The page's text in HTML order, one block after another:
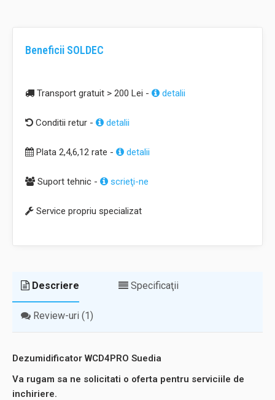
Beneficii SOLDEC
Transport gratuit > 200 Lei - detalii
Conditii retur - detalii
Plata 2,4,6,12 rate - detalii
Suport tehnic - scrieţi-ne
Service propriu specializat
Descriere Specificaţii
Review-uri (1)
Dezumidificator WCD4PRO Suedia
Va rugam sa ne solicitati o oferta pentru serviciile de
inchiriere.